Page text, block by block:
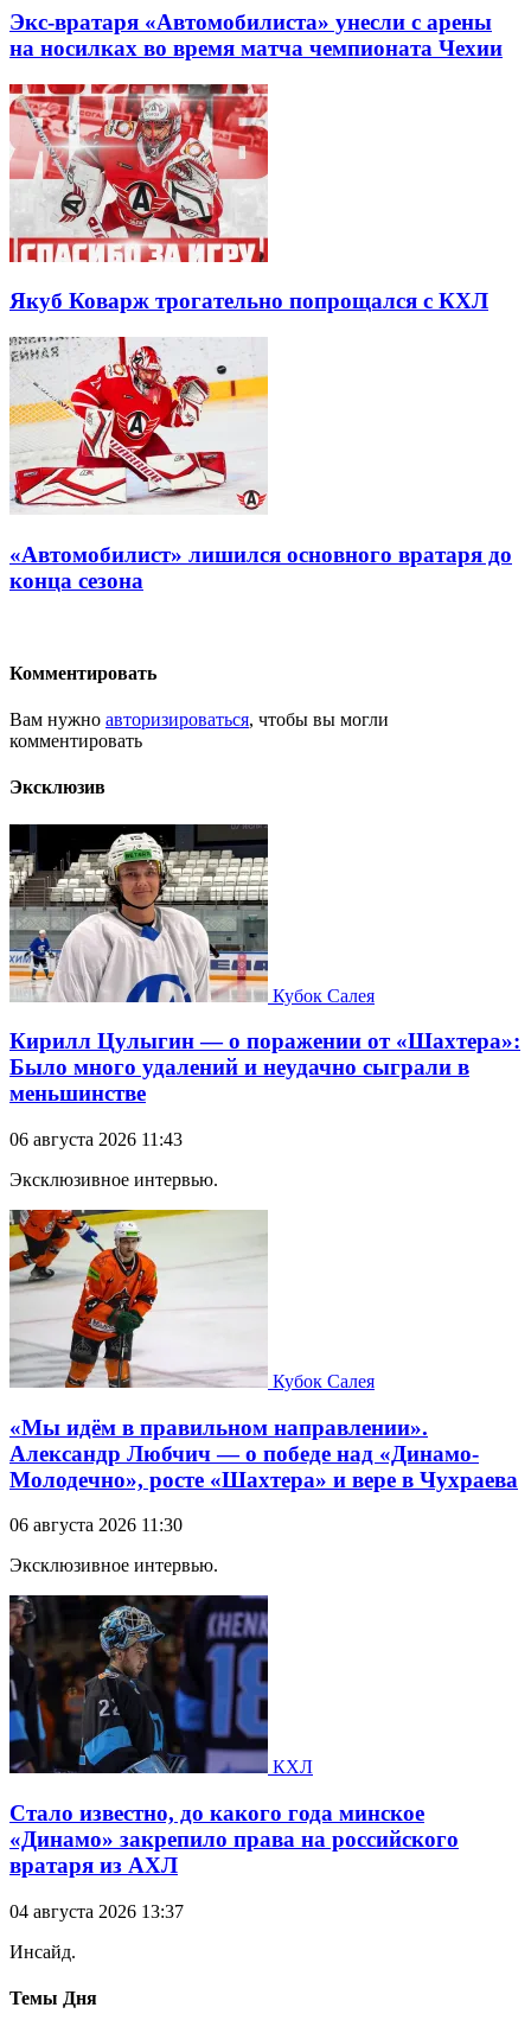
Экс-вратаря «Автомобилиста» унесли с арены
на носилках во время матча чемпионата Чехии
Якуб Коварж трогательно попрощался с КХЛ
«Автомобилист» лишился основного вратаря до
конца сезона
Комментировать
Вам нужно авторизироваться, чтобы вы могли
комментировать
Эксклюзив
Кубок Салея
Кирилл Цулыгин — о поражении от «Шахтера»:
Было много удалений и неудачно сыграли в
меньшинстве
06 августа 2026 11:43
Эксклюзивное интервью.
Кубок Салея
«Мы идём в правильном направлении».
Александр Любчич — о победе над «Динамо-
Молодечно», росте «Шахтера» и вере в Чухраева
06 августа 2026 11:30
Эксклюзивное интервью.
КХЛ
Стало известно, до какого года минское
«Динамо» закрепило права на российского
вратаря из АХЛ
04 августа 2026 13:37
Инсайд.
Темы Дня